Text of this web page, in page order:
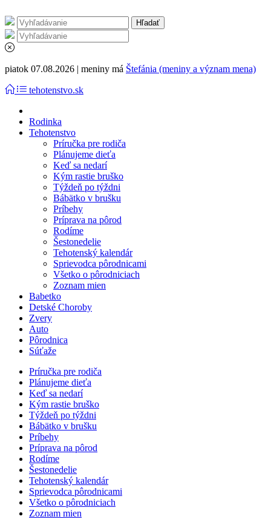
piatok 07.08.2026 | meniny má Štefánia (meniny a význam mena)
tehotenstvo.sk
Rodinka
Tehotenstvo
Príručka pre rodiča
Plánujeme dieťa
Keď sa nedarí
Kým rastie bruško
Týždeň po týždni
Bábätko v brušku
Príbehy
Príprava na pôrod
Rodíme
Šestonedelie
Tehotenský kalendár
Sprievodca pôrodnicami
Všetko o pôrodniciach
Zoznam mien
Babetko
Detské Choroby
Zvery
Auto
Pôrodnica
Súťaže
Príručka pre rodiča
Plánujeme dieťa
Keď sa nedarí
Kým rastie bruško
Týždeň po týždni
Bábätko v brušku
Príbehy
Príprava na pôrod
Rodíme
Šestonedelie
Tehotenský kalendár
Sprievodca pôrodnicami
Všetko o pôrodniciach
Zoznam mien